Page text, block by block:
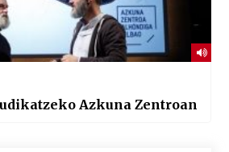
Azkuna Zentroan